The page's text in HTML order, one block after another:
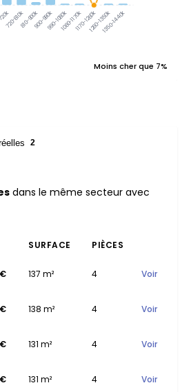
720-810k810-900k900-990k990-1080k1080-1170k1170-1260k1260-1350k1350-1440k
Moins cher que 7%
2
dans le même secteur avec
SURFACE
PIÈCES
137 m² 4 Voir
138 m² 4 Voir
131 m² 4 Voir
131 m² 4 Voir